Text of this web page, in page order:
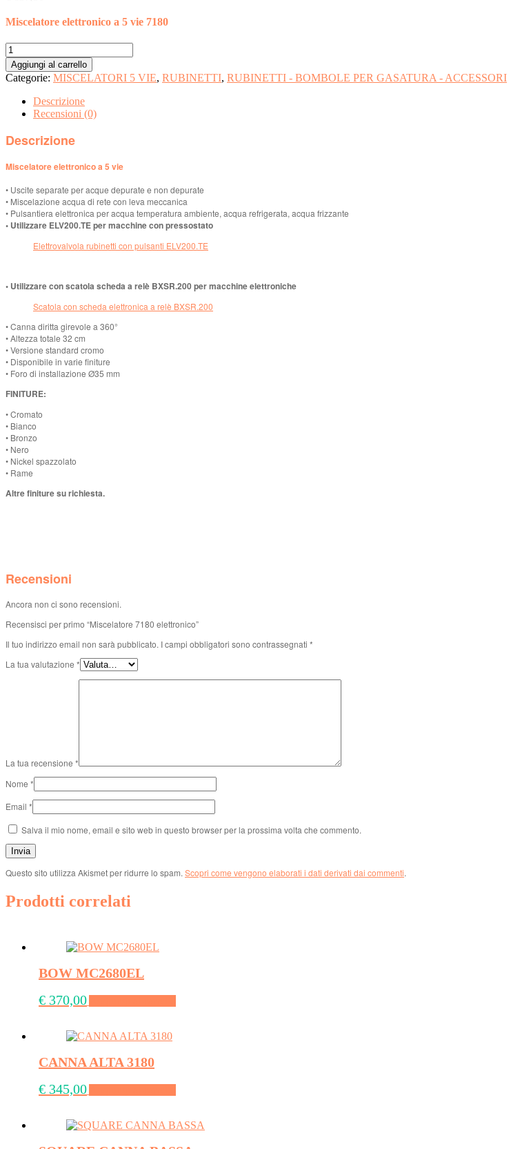
Miscelatore elettronico a 5 vie 7180
Miscelatore
7180
elettronico
quantità
Aggiungi al carrello
Categorie: MISCELATORI 5 VIE, RUBINETTI, RUBINETTI - BOMBOLE PER GASATURA - ACCESSORI
Descrizione
Recensioni (0)
Descrizione
Miscelatore elettronico a 5 vie
• Uscite separate per acque depurate e non depurate
• Miscelazione acqua di rete con leva meccanica
• Pulsantiera elettronica per acqua temperatura ambiente, acqua refrigerata, acqua frizzante
• Utilizzare ELV200.TE per macchine con pressostato
Elettrovalvola rubinetti con pulsanti ELV200.TE
• Utilizzare con scatola scheda a relè BXSR.200 per macchine elettroniche
Scatola con scheda elettronica a relè BXSR.200
• Canna diritta girevole a 360°
• Altezza totale 32 cm
• Versione standard cromo
• Disponibile in varie finiture
• Foro di installazione Ø35 mm
FINITURE:
• Cromato
• Bianco
• Bronzo
• Nero
• Nickel spazzolato
• Rame
Altre finiture su richiesta.
Recensioni
Ancora non ci sono recensioni.
Recensisci per primo “Miscelatore 7180 elettronico”
Il tuo indirizzo email non sarà pubblicato. I campi obbligatori sono contrassegnati *
La tua valutazione *
La tua recensione *
Nome *
Email *
Salva il mio nome, email e sito web in questo browser per la prossima volta che commento.
Questo sito utilizza Akismet per ridurre lo spam. Scopri come vengono elaborati i dati derivati dai commenti.
Prodotti correlati
BOW MC2680EL
€ 370,00
CANNA ALTA 3180
€ 345,00